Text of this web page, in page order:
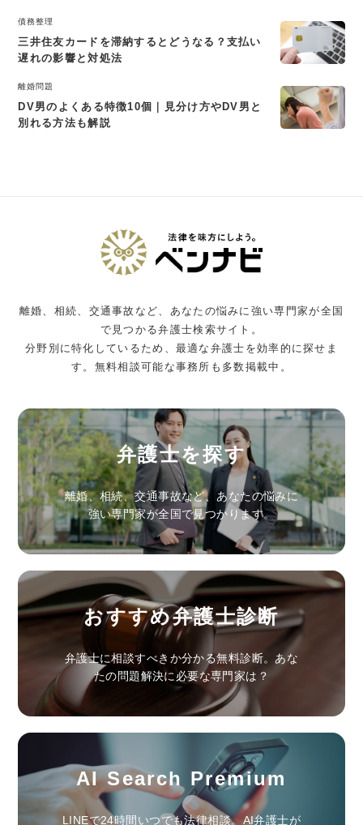
債務整理
三井住友カードを滞納するとどうなる？支払い
遅れの影響と対処法
離婚問題
DV男のよくある特徴10個｜見分け方やDV男と
別れる方法も解説
離婚、相続、交通事故など、あなたの悩みに強い専門家が全国
で見つかる弁護士検索サイト。
分野別に特化しているため、最適な弁護士を効率的に探せま
す。無料相談可能な事務所も多数掲載中。
弁護士を探す
離婚、相続、交通事故など、あなたの悩みに
強い専門家が全国で見つかります。
おすすめ弁護士診断
弁護士に相談すべきか分かる無料診断。あな
たの問題解決に必要な専門家は？
AI Search Premium
LINEで24時間いつでも法律相談。AI弁護士が